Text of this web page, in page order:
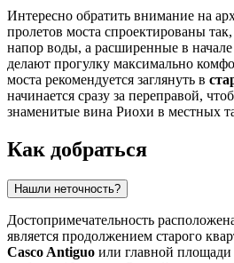
Интересно обратить внимание на
пролетов моста спроектированы
напор воды, а расширенные в
делают прогулку максимально
моста рекомендуется заглянуть в
начинается сразу за переправой,
знаменитые вина Риохи в местных
Как добраться
Нашли неточность?
Достопримечательность
является продолжением старого
Casco Antiguo или главной площади